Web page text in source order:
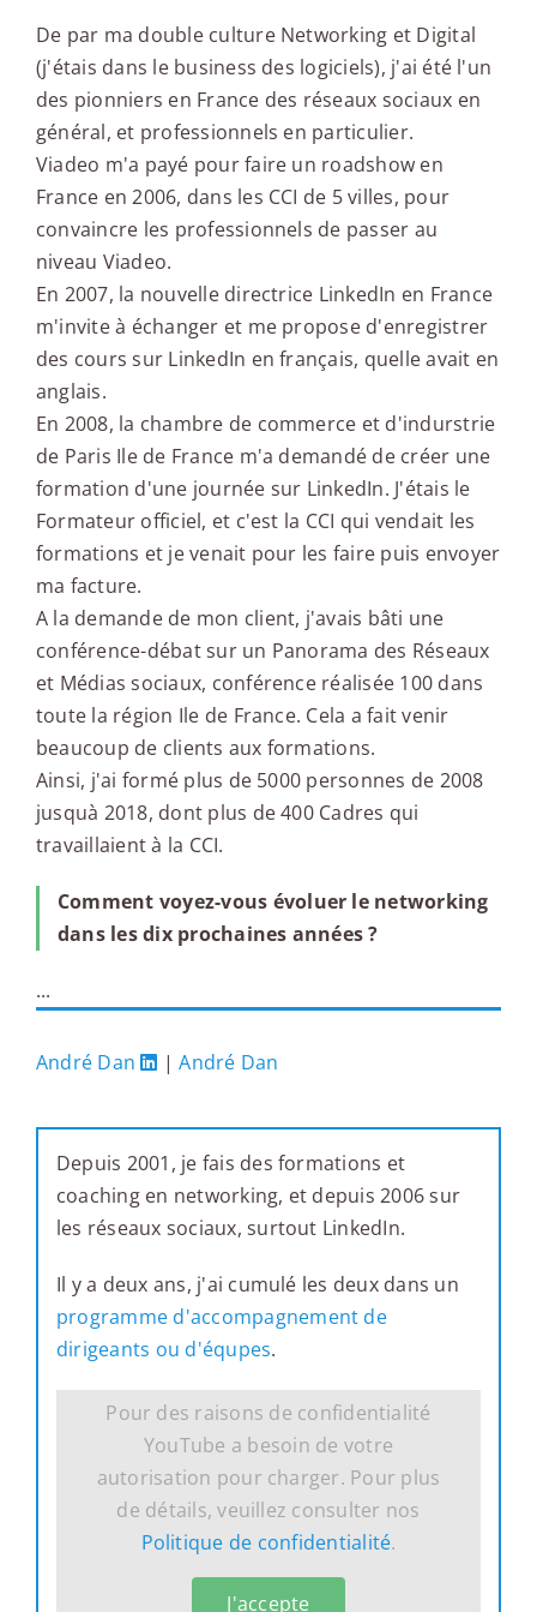
De par ma double culture Networking et Digital
(j'étais dans le business des logiciels), j'ai été l'un
des pionniers en France des réseaux sociaux en
général, et professionnels en particulier.
Viadeo m'a payé pour faire un roadshow en
France en 2006, dans les CCI de 5 villes, pour
convaincre les professionnels de passer au
niveau Viadeo.
En 2007, la nouvelle directrice LinkedIn en France
m'invite à échanger et me propose d'enregistrer
des cours sur LinkedIn en français, quelle avait en
anglais.
En 2008, la chambre de commerce et d'indurstrie
de Paris Ile de France m'a demandé de créer une
formation d'une journée sur LinkedIn. J'étais le
Formateur officiel, et c'est la CCI qui vendait les
formations et je venait pour les faire puis envoyer
ma facture.
A la demande de mon client, j'avais bâti une
conférence-débat sur un Panorama des Réseaux
et Médias sociaux, conférence réalisée 100 dans
toute la région Ile de France. Cela a fait venir
beaucoup de clients aux formations.
Ainsi, j'ai formé plus de 5000 personnes de 2008
jusquà 2018, dont plus de 400 Cadres qui
travaillaient à la CCI.
Comment voyez-vous évoluer le networking
dans les dix prochaines années ?
...
André Dan |André Dan
Depuis 2001, je fais des formations et
coaching en networking, et depuis 2006 sur
les réseaux sociaux, surtout LinkedIn.
Il y a deux ans, j'ai cumulé les deux dans un
programme d'accompagnement de
dirigeants ou d'équpes.
Pour des raisons de confidentialité
YouTube a besoin de votre
autorisation pour charger. Pour plus
de détails, veuillez consulter nos
Politique de confidentialité.
J'accepte